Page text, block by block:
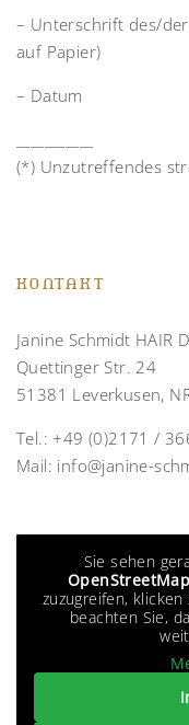
– Unterschrift des/
auf Papier)
– Datum
(*) Unzutreffendes
KONTAKT
Janine Schmidt HAIR
Quettinger Str. 24
51381 Leverkusen,
Tel.:+49 (0)2171 /
Mail: info@janine-
Sie sehen
OpenStreetMap
zuzugreifen,
beachten Sie,